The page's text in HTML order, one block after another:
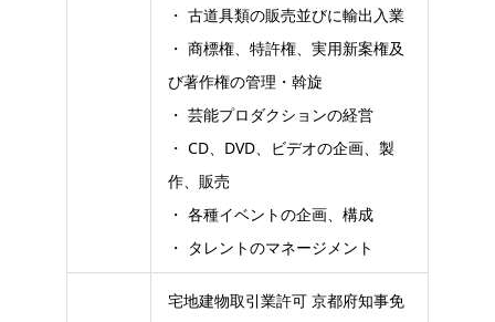
・ 古道具類の販売並びに輸出入業
・ 商標権、特許権、実用新案権及
び著作権の管理・斡旋
・ 芸能プロダクションの経営
・ CD、DVD、ビデオの企画、製
作、販売
・ 各種イベントの企画、構成
・ タレントのマネージメント
宅地建物取引業許可 京都府知事免